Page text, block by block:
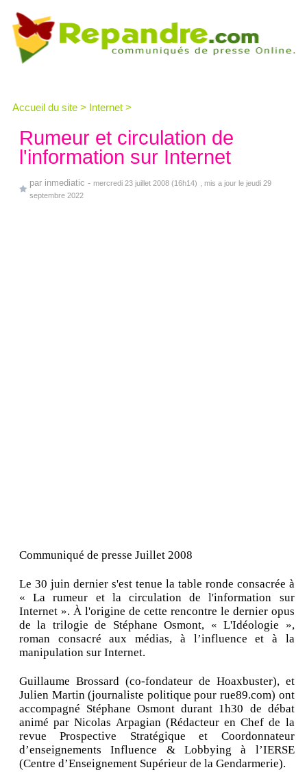
Accueil du site > Internet >
Rumeur et circulation de
l'information sur Internet
par inmediatic - mercredi 23 juillet 2008 (16h14)
, mis a jour le jeudi 29
septembre 2022
Communiqué de presse Juillet 2008
Le 30 juin dernier s'est tenue la table ronde consacrée à
« La rumeur et la circulation de l'information sur
Internet ». À l'origine de cette rencontre le dernier opus
de la trilogie de Stéphane Osmont, « L'Idéologie »,
roman consacré aux médias, à l’influence et à la
manipulation sur Internet.
Guillaume Brossard (co-fondateur de Hoaxbuster), et
Julien Martin (journaliste politique pour rue89.com) ont
accompagné Stéphane Osmont durant 1h30 de débat
animé par Nicolas Arpagian (Rédacteur en Chef de la
revue Prospective Stratégique et Coordonnateur
d’enseignements Influence & Lobbying à l’IERSE
(Centre d’Enseignement Supérieur de la Gendarmerie).